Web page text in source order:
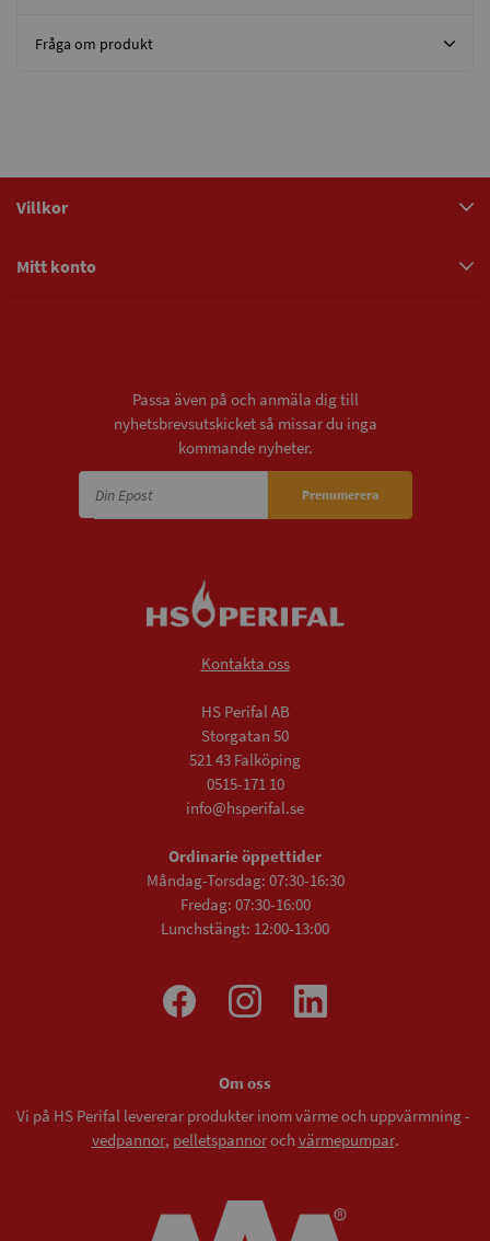
Fråga om produkt
Villkor
Mitt konto
Passa även på och anmäla dig till
nyhetsbrevsutskicket så missar du inga
kommande nyheter.
Prenumerera
Kontakta oss
HS Perifal AB
Storgatan 50
521 43 Falköping
0515-171 10
info@hsperifal.se
Ordinarie öppettider
Måndag-Torsdag: 07:30-16:30
Fredag: 07:30-16:00
Lunchstängt: 12:00-13:00
Om oss
Vi på HS Perifal levererar produkter inom värme och uppvärmning -
vedpannor, pelletspannoroch värmepumpar.